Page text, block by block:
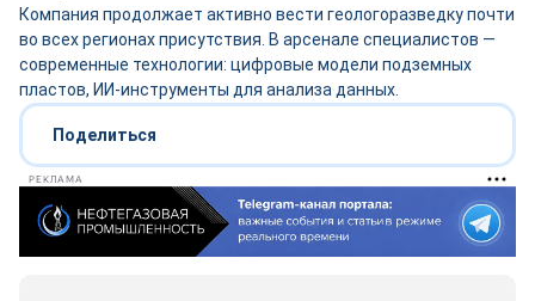
Компания продолжает активно вести геологоразведку почти
во всех регионах присутствия. В арсенале специалистов —
современные технологии: цифровые модели подземных
пластов, ИИ-инструменты для анализа данных.
Поделиться
РЕКЛАМА